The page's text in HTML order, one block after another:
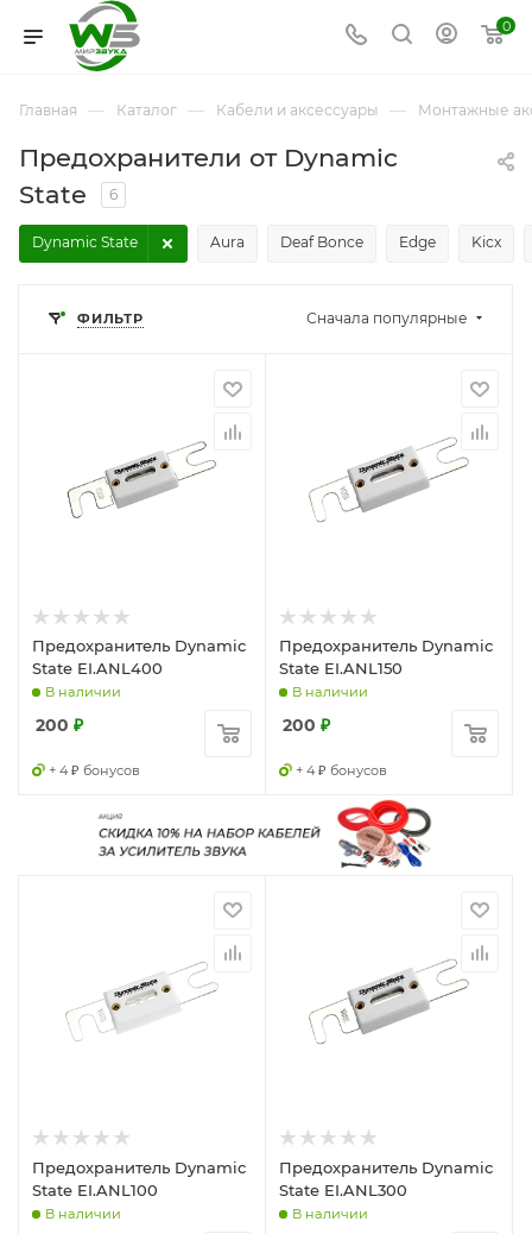
0
Главная — Каталог — Кабели и аксессуары — Монтажные
Предохранители от Dynamic
State
6
Aura Deaf Bonce
Dynamic State Edge Kicx
ФИЛЬТР Сначала популярные
Предохранитель Dynamic
State EI.ANL400
В наличии
200 ₽
+ 4 ₽ бонусов
Предохранитель Dynamic
State EI.ANL150
В наличии
200 ₽
+ 4 ₽ бонусов
Предохранитель Dynamic
State EI.ANL100
В наличии
Предохранитель Dynamic
State EI.ANL300
В наличии